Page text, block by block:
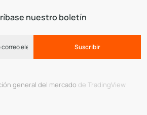
nuestro boletín
Suscribir
general del mercado de TradingView